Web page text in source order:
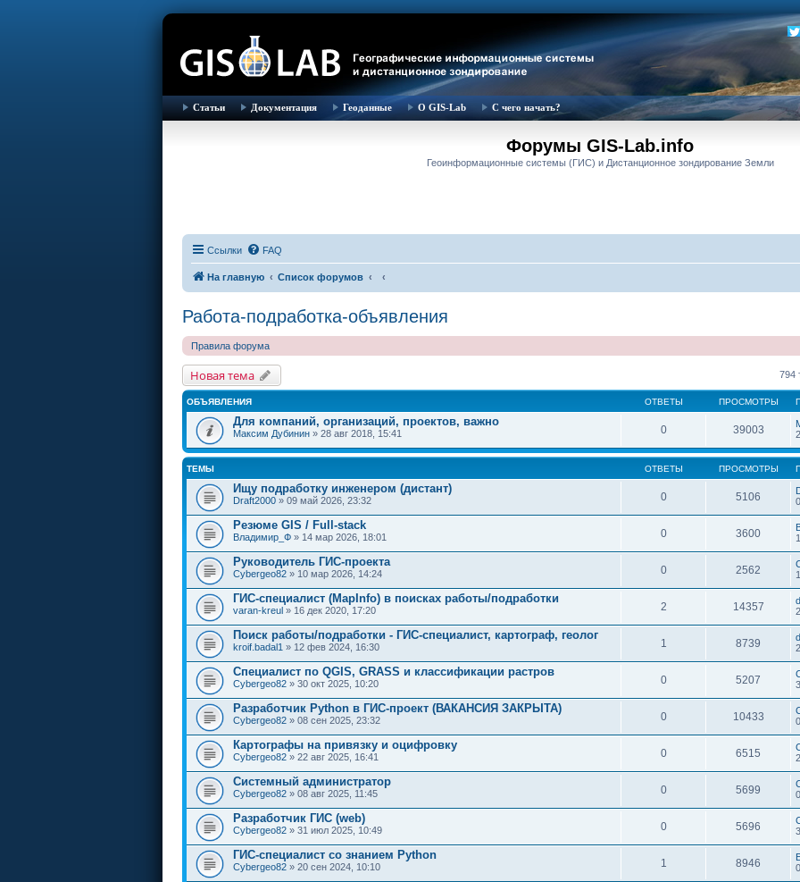
Статьи Документация Геоданные О GIS-Lab С чего начать?
Форумы GIS-Lab.info
Геоинформационные системы (ГИС) и Дистанционное зондирование Земли
Ссылки FAQ
На главную Список форумов
Работа-подработка-объявления
Правила форума
Новая тема 794
ОБЪЯВЛЕНИЯ ОТВЕТЫ ПРОСМОТРЫ
Для компаний, организаций, проектов, важно
Максим Дубинин » 28 авг 2018, 15:41 0 39003
ТЕМЫ ОТВЕТЫ ПРОСМОТРЫ
Ищу подработку инженером (дистант)
Draft2000 » 09 май 2026, 23:32 0 5106
Резюме GIS / Full-stack
Владимир_Ф » 14 мар 2026, 18:01 0 3600
Руководитель ГИС-проекта
Cybergeo82 » 10 мар 2026, 14:24 0 2562
ГИС-специалист (MapInfo) в поисках работы/подработки
varan-kreul » 16 дек 2020, 17:20 2 14357
Поиск работы/подработки - ГИС-специалист, картограф, геолог
kroif.badal1 » 12 фев 2024, 16:30 1 8739
Специалист по QGIS, GRASS и классификации растров
Cybergeo82 » 30 окт 2025, 10:20 0 5207
Разработчик Python в ГИС-проект (ВАКАНСИЯ ЗАКРЫТА)
Cybergeo82 » 08 сен 2025, 23:32 0 10433
Картографы на привязку и оцифровку
Cybergeo82 » 22 авг 2025, 16:41 0 6515
Системный администратор
Cybergeo82 » 08 авг 2025, 11:45 0 5699
Разработчик ГИС (web)
Cybergeo82 » 31 июл 2025, 10:49 0 5696
ГИС-специалист со знанием Python
Cybergeo82 » 20 сен 2024, 10:10 1 8946